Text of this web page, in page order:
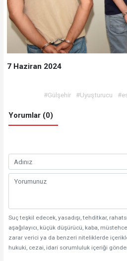
7 Haziran 2024
#Gülşehir #Uyuşturucu
Yorumlar (0)
Suç teşkil edecek, yasadışı, tehditkar,
aşağılayıcı, küçük düşürücü, kaba,
zarar verici ya da benzeri niteliklerde
hukuki, cezai, idari sorumluluk içeriği